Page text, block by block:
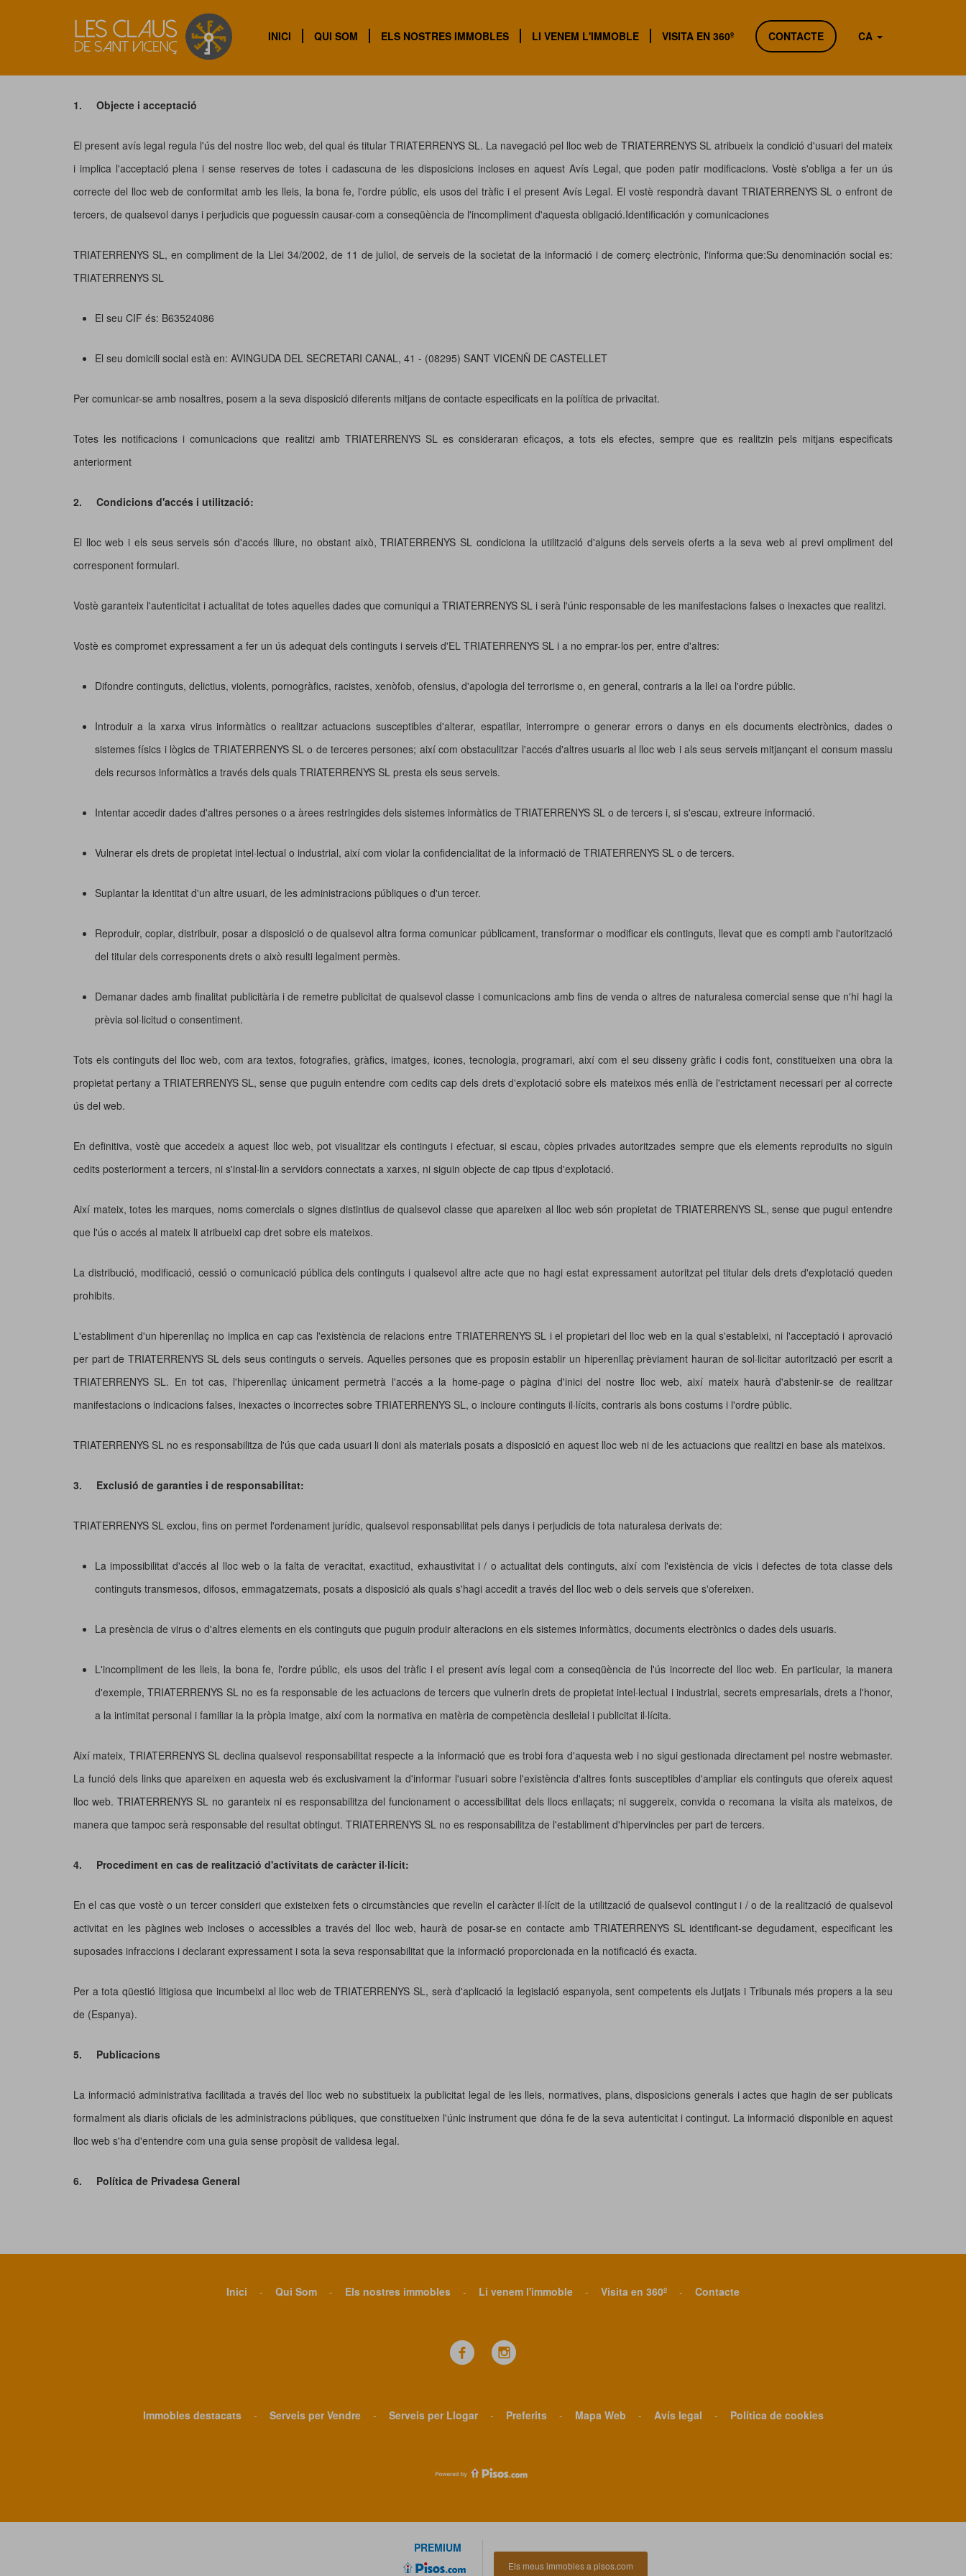
INICI QUI SOM ELS NOSTRES IMMOBLES LI VENEM L'IMMOBLE VISITA EN 360º CONTACTE
CA
1. Objecte i acceptació
El present avís legal regula l'ús del nostre lloc web, del qual és titular TRIATERRENYS SL. La navegació pel lloc web de TRIATERRENYS SL atribueix la condició d'usuari del mateix
i implica l'acceptació plena i sense reserves de totes i cadascuna de les disposicions incloses en aquest Avís Legal, que poden patir modificacions. Vostè s'obliga a fer un ús
correcte del lloc web de conformitat amb les lleis, la bona fe, l'ordre públic, els usos del tràfic i el present Avís Legal. El vostè respondrà davant TRIATERRENYS SL o enfront de
tercers, de qualsevol danys i perjudicis que poguessin causar-com a conseqüència de l'incompliment d'aquesta obligació.Identificación y comunicaciones
TRIATERRENYS SL, en compliment de la Llei 34/2002, de 11 de juliol, de serveis de la societat de la informació i de comerç electrònic, l'informa que:Su denominación social es:
TRIATERRENYS SL
El seu CIF és: B63524086
El seu domicili social està en: AVINGUDA DEL SECRETARI CANAL, 41 - (08295) SANT VICENÑ DE CASTELLET
Per comunicar-se amb nosaltres, posem a la seva disposició diferents mitjans de contacte especificats en la política de privacitat.
Totes les notificacions i comunicacions que realitzi amb TRIATERRENYS SL es consideraran eficaços, a tots els efectes, sempre que es realitzin pels mitjans especificats
anteriorment
2. Condicions d'accés i utilització:
El lloc web i els seus serveis són d'accés lliure, no obstant això, TRIATERRENYS SL condiciona la utilització d'alguns dels serveis oferts a la seva web al previ ompliment del
corresponent formulari.
Vostè garanteix l'autenticitat i actualitat de totes aquelles dades que comuniqui a TRIATERRENYS SL i serà l'únic responsable de les manifestacions falses o inexactes que realitzi.
Vostè es compromet expressament a fer un ús adequat dels continguts i serveis d'EL TRIATERRENYS SL i a no emprar-los per, entre d'altres:
Difondre continguts, delictius, violents, pornogràfics, racistes, xenòfob, ofensius, d'apologia del terrorisme o, en general, contraris a la llei oa l'ordre públic.
Introduir a la xarxa virus informàtics o realitzar actuacions susceptibles d'alterar, espatllar, interrompre o generar errors o danys en els documents electrònics, dades o
sistemes físics i lògics de TRIATERRENYS SL o de terceres persones; així com obstaculitzar l'accés d'altres usuaris al lloc web i als seus serveis mitjançant el consum massiu
dels recursos informàtics a través dels quals TRIATERRENYS SL presta els seus serveis.
Intentar accedir dades d'altres persones o a àrees restringides dels sistemes informàtics de TRIATERRENYS SL o de tercers i, si s'escau, extreure informació.
Vulnerar els drets de propietat intel·lectual o industrial, així com violar la confidencialitat de la informació de TRIATERRENYS SL o de tercers.
Suplantar la identitat d'un altre usuari, de les administracions públiques o d'un tercer.
Reproduir, copiar, distribuir, posar a disposició o de qualsevol altra forma comunicar públicament, transformar o modificar els continguts, llevat que es compti amb l'autorització
del titular dels corresponents drets o això resulti legalment permès.
Demanar dades amb finalitat publicitària i de remetre publicitat de qualsevol classe i comunicacions amb fins de venda o altres de naturalesa comercial sense que n'hi hagi la
prèvia sol·licitud o consentiment.
Tots els continguts del lloc web, com ara textos, fotografies, gràfics, imatges, icones, tecnologia, programari, així com el seu disseny gràfic i codis font, constitueixen una obra la
propietat pertany a TRIATERRENYS SL, sense que puguin entendre com cedits cap dels drets d'explotació sobre els mateixos més enllà de l'estrictament necessari per al correcte
ús del web.
En definitiva, vostè que accedeix a aquest lloc web, pot visualitzar els continguts i efectuar, si escau, còpies privades autoritzades sempre que els elements reproduïts no siguin
cedits posteriorment a tercers, ni s'instal·lin a servidors connectats a xarxes, ni siguin objecte de cap tipus d'explotació.
Així mateix, totes les marques, noms comercials o signes distintius de qualsevol classe que apareixen al lloc web són propietat de TRIATERRENYS SL, sense que pugui entendre
que l'ús o accés al mateix li atribueixi cap dret sobre els mateixos.
La distribució, modificació, cessió o comunicació pública dels continguts i qualsevol altre acte que no hagi estat expressament autoritzat pel titular dels drets d'explotació queden
prohibits.
L'establiment d'un hiperenllaç no implica en cap cas l'existència de relacions entre TRIATERRENYS SL i el propietari del lloc web en la qual s'estableixi, ni l'acceptació i aprovació
per part de TRIATERRENYS SL dels seus continguts o serveis. Aquelles persones que es proposin establir un hiperenllaç prèviament hauran de sol·licitar autorització per escrit a
TRIATERRENYS SL. En tot cas, l'hiperenllaç únicament permetrà l'accés a la home-page o pàgina d'inici del nostre lloc web, així mateix haurà d'abstenir-se de realitzar
manifestacions o indicacions falses, inexactes o incorrectes sobre TRIATERRENYS SL, o incloure continguts il·lícits, contraris als bons costums i l'ordre públic.
TRIATERRENYS SL no es responsabilitza de l'ús que cada usuari li doni als materials posats a disposició en aquest lloc web ni de les actuacions que realitzi en base als mateixos.
3. Exclusió de garanties i de responsabilitat:
TRIATERRENYS SL exclou, fins on permet l'ordenament jurídic, qualsevol responsabilitat pels danys i perjudicis de tota naturalesa derivats de:
La impossibilitat d'accés al lloc web o la falta de veracitat, exactitud, exhaustivitat i / o actualitat dels continguts, així com l'existència de vicis i defectes de tota classe dels
continguts transmesos, difosos, emmagatzemats, posats a disposició als quals s'hagi accedit a través del lloc web o dels serveis que s'ofereixen.
La presència de virus o d'altres elements en els continguts que puguin produir alteracions en els sistemes informàtics, documents electrònics o dades dels usuaris.
L'incompliment de les lleis, la bona fe, l'ordre públic, els usos del tràfic i el present avís legal com a conseqüència de l'ús incorrecte del lloc web. En particular, ia manera
d'exemple, TRIATERRENYS SL no es fa responsable de les actuacions de tercers que vulnerin drets de propietat intel·lectual i industrial, secrets empresarials, drets a l'honor,
a la intimitat personal i familiar ia la pròpia imatge, així com la normativa en matèria de competència deslleial i publicitat il·lícita.
Així mateix, TRIATERRENYS SL declina qualsevol responsabilitat respecte a la informació que es trobi fora d'aquesta web i no sigui gestionada directament pel nostre webmaster.
La funció dels links que apareixen en aquesta web és exclusivament la d'informar l'usuari sobre l'existència d'altres fonts susceptibles d'ampliar els continguts que ofereix aquest
lloc web. TRIATERRENYS SL no garanteix ni es responsabilitza del funcionament o accessibilitat dels llocs enllaçats; ni suggereix, convida o recomana la visita als mateixos, de
manera que tampoc serà responsable del resultat obtingut. TRIATERRENYS SL no es responsabilitza de l'establiment d'hipervincles per part de tercers.
4. Procediment en cas de realització d'activitats de caràcter il·lícit:
En el cas que vostè o un tercer consideri que existeixen fets o circumstàncies que revelin el caràcter il·lícit de la utilització de qualsevol contingut i / o de la realització de qualsevol
activitat en les pàgines web incloses o accessibles a través del lloc web, haurà de posar-se en contacte amb TRIATERRENYS SL identificant-se degudament, especificant les
suposades infraccions i declarant expressament i sota la seva responsabilitat que la informació proporcionada en la notificació és exacta.
Per a tota qüestió litigiosa que incumbeixi al lloc web de TRIATERRENYS SL, serà d'aplicació la legislació espanyola, sent competents els Jutjats i Tribunals més propers a la seu
de (Espanya).
5. Publicacions
La informació administrativa facilitada a través del lloc web no substitueix la publicitat legal de les lleis, normatives, plans, disposicions generals i actes que hagin de ser publicats
formalment als diaris oficials de les administracions públiques, que constitueixen l'únic instrument que dóna fe de la seva autenticitat i contingut. La informació disponible en aquest
lloc web s'ha d'entendre com una guia sense propòsit de validesa legal.
6. Política de Privadesa General
Inici - Qui Som - Els nostres immobles - Li venem l'immoble - Visita en 360º - Contacte
Immobles destacats - Serveis per Vendre - Serveis per Llogar - Preferits - Mapa Web - Avís legal - Política de cookies
PREMIUM
Els meus immobles a pisos.com